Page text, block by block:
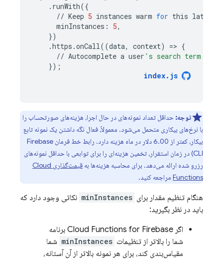
. runWith({
// Keep 5 instances warm for this latency
minInstances : 5,
})
.https .onCall((data, context) => {
// Autocomplete a user 's search term
});
index. js
توجه: حداقل تعداد نمونه‌های در حال اجرا، هزینه‌های صورتحساب را
با نرخ‌های بیکاری متحمل می‌شود. معمولاً، فعال نگه داشتن یک نمونه تابع
بیکار، کمتر از 6.00 دلار در ماه هزینه دارد. رابط خط فرمان
Firebase
CLI) در زمان استقرار، تخمین هزینه‌ای را برای توابعی با حداقل نمونه‌های
رزرو شده ارائه می‌دهد. برای محاسبه هزینه‌ها به قیمت‌گذاری Cloud
Functions مراجعه کنید.
هنگام تنظیم مقدار برای minInstances نکاتی وجود دارد که
باید در نظر بگیرید:
اگر Cloud Functions for Firebase برنامه
شما را بالاتر از تنظیمات minInstances شما
مقیاس‌بندی کند، برای هر نمونه بالاتر از آن آستانه،